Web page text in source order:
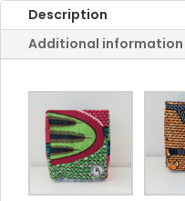
Description
Additional information